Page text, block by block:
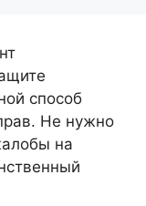
способ
Не нужно
на